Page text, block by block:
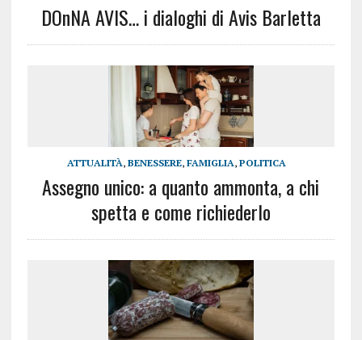
DOnNA AVIS… i dialoghi di Avis Barletta
ATTUALITÀ,BENESSERE,FAMIGLIA,POLITICA
Assegno unico: a quanto ammonta, a chi
spetta e come richiederlo